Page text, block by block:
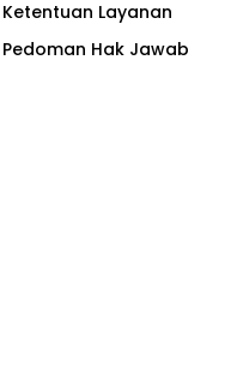
Ketentuan Layanan
Pedoman Hak Jawab